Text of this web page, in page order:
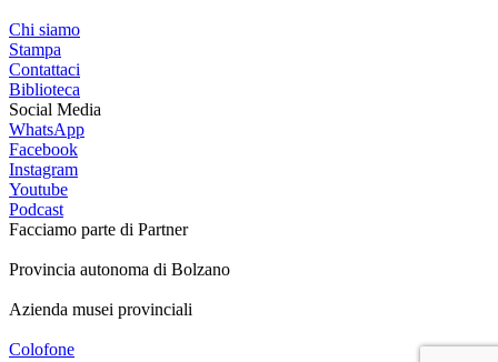
Chi siamo
Stampa
Contattaci
Biblioteca
Social Media
WhatsApp
Facebook
Instagram
Youtube
Podcast
Facciamo parte di Partner
Provincia autonoma di Bolzano
Azienda musei provinciali
Colofone